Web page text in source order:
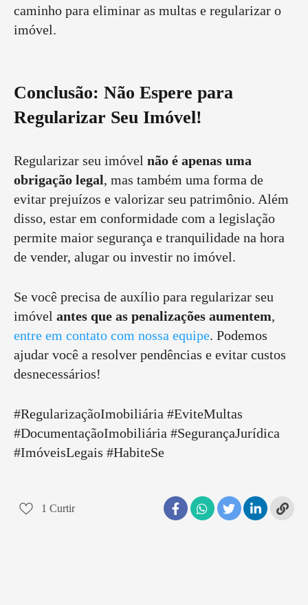
caminho para eliminar as multas e regularizar o
imóvel.
Conclusão: Não Espere para
Regularizar Seu Imóvel!
Regularizar seu imóvel não é apenas uma
obrigação legal, mas também uma forma de
evitar prejuízos e valorizar seu patrimônio. Além
disso, estar em conformidade com a legislação
permite maior segurança e tranquilidade na hora
de vender, alugar ou investir no imóvel.
Se você precisa de auxílio para regularizar seu
imóvel antes que as penalizações aumentem,
entre em contato com nossa equipe. Podemos
ajudar você a resolver pendências e evitar custos
desnecessários!
#RegularizaçãoImobiliária #EviteMultas
#DocumentaçãoImobiliária #SegurançaJurídica
#ImóveisLegais #HabiteSe
1 Curtir